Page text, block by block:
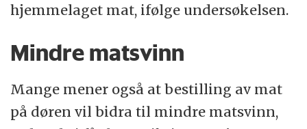
hjemmelaget mat, ifølge undersøkelsen.
Mindre matsvinn
Mange mener også at bestilling av mat
på døren vil bidra til mindre matsvinn,